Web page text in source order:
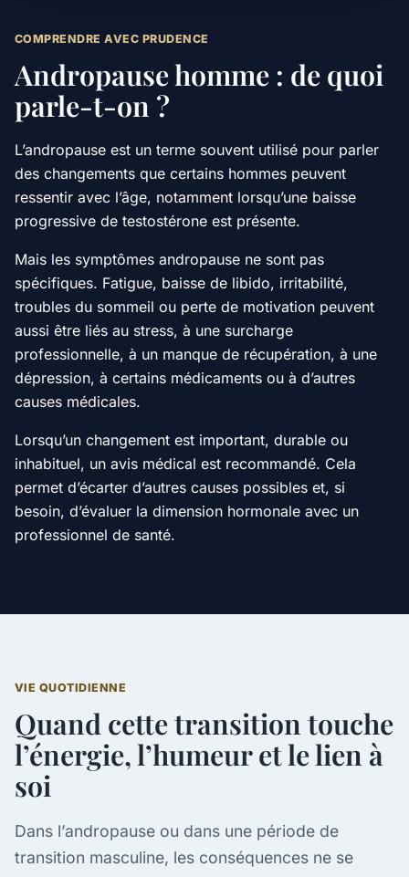
COMPRENDRE AVEC PRUDENCE
Andropause homme : de quoi
parle-t-on ?
L’andropause est un terme souvent utilisé pour parler
des changements que certains hommes peuvent
ressentir avec l’âge, notamment lorsqu’une baisse
progressive de testostérone est présente.
Mais les symptômes andropause ne sont pas
spécifiques. Fatigue, baisse de libido, irritabilité,
troubles du sommeil ou perte de motivation peuvent
aussi être liés au stress, à une surcharge
professionnelle, à un manque de récupération, à une
dépression, à certains médicaments ou à d’autres
causes médicales.
Lorsqu’un changement est important, durable ou
inhabituel, un avis médical est recommandé. Cela
permet d’écarter d’autres causes possibles et, si
besoin, d’évaluer la dimension hormonale avec un
professionnel de santé.
VIE QUOTIDIENNE
Quand cette transition touche
l’énergie, l’humeur et le lien à
soi
Dans l’andropause ou dans une période de
transition masculine, les conséquences ne se